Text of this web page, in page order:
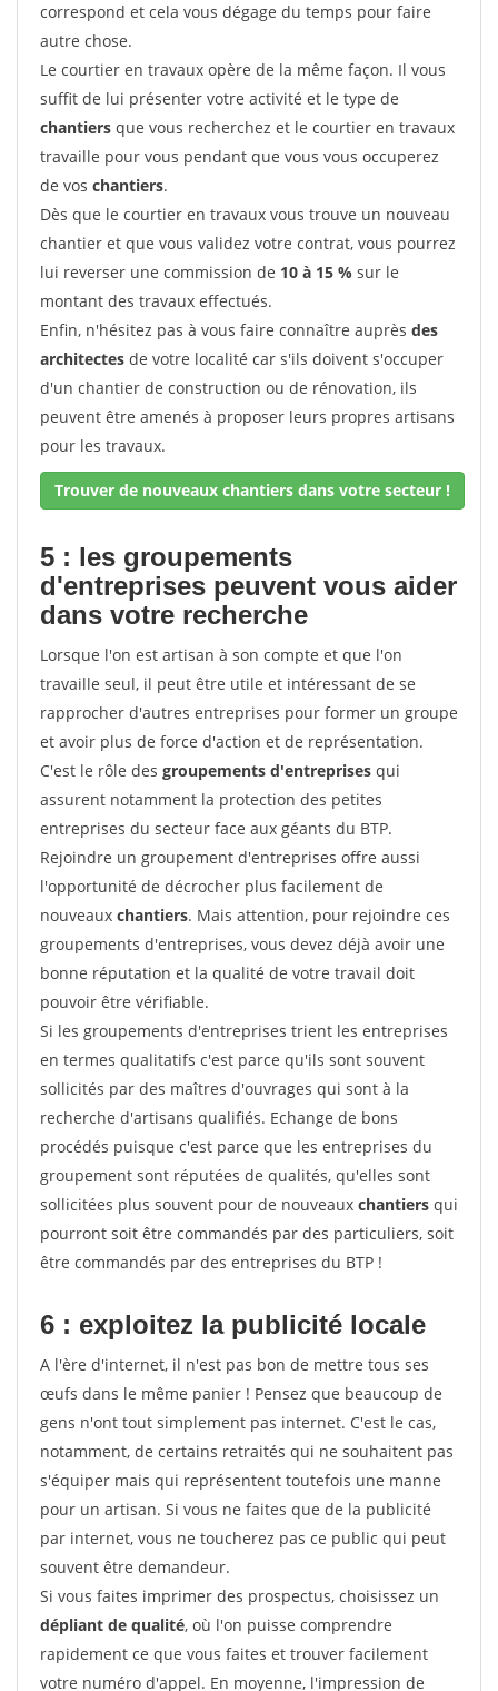
correspond et cela vous dégage du temps pour faire
autre chose.
Le courtier en travaux opère de la même façon. Il vous
suffit de lui présenter votre activité et le type de
chantiers que vous recherchez et le courtier en travaux
travaille pour vous pendant que vous vous occuperez
de vos chantiers.
Dès que le courtier en travaux vous trouve un nouveau
chantier et que vous validez votre contrat, vous pourrez
lui reverser une commission de 10 à 15 % sur le
montant des travaux effectués.
Enfin, n'hésitez pas à vous faire connaître auprès des
architectes de votre localité car s'ils doivent s'occuper
d'un chantier de construction ou de rénovation, ils
peuvent être amenés à proposer leurs propres artisans
pour les travaux.
Trouver de nouveaux chantiers dans votre secteur !
5 : les groupements
d'entreprises peuvent vous aider
dans votre recherche
Lorsque l'on est artisan à son compte et que l'on
travaille seul, il peut être utile et intéressant de se
rapprocher d'autres entreprises pour former un groupe
et avoir plus de force d'action et de représentation.
C'est le rôle des groupements d'entreprises qui
assurent notamment la protection des petites
entreprises du secteur face aux géants du BTP.
Rejoindre un groupement d'entreprises offre aussi
l'opportunité de décrocher plus facilement de
nouveaux chantiers. Mais attention, pour rejoindre ces
groupements d'entreprises, vous devez déjà avoir une
bonne réputation et la qualité de votre travail doit
pouvoir être vérifiable.
Si les groupements d'entreprises trient les entreprises
en termes qualitatifs c'est parce qu'ils sont souvent
sollicités par des maîtres d'ouvrages qui sont à la
recherche d'artisans qualifiés. Echange de bons
procédés puisque c'est parce que les entreprises du
groupement sont réputées de qualités, qu'elles sont
sollicitées plus souvent pour de nouveaux chantiers qui
pourront soit être commandés par des particuliers, soit
être commandés par des entreprises du BTP !
6 : exploitez la publicité locale
A l'ère d'internet, il n'est pas bon de mettre tous ses
œufs dans le même panier ! Pensez que beaucoup de
gens n'ont tout simplement pas internet. C'est le cas,
notamment, de certains retraités qui ne souhaitent pas
s'équiper mais qui représentent toutefois une manne
pour un artisan. Si vous ne faites que de la publicité
par internet, vous ne toucherez pas ce public qui peut
souvent être demandeur.
Si vous faites imprimer des prospectus, choisissez un
dépliant de qualité, où l'on puisse comprendre
rapidement ce que vous faites et trouver facilement
votre numéro d'appel. En moyenne, l'impression de